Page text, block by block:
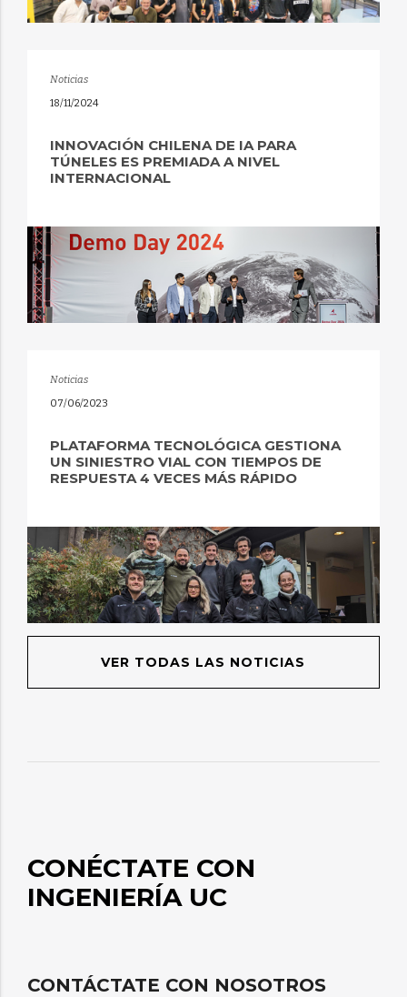
Noticias
18/11/2024
INNOVACIÓN CHILENA DE IA PARA
TÚNELES ES PREMIADA A NIVEL
INTERNACIONAL
Noticias
07/06/2023
PLATAFORMA TECNOLÓGICA GESTIONA
UN SINIESTRO VIAL CON TIEMPOS DE
RESPUESTA 4 VECES MÁS RÁPIDO
VER TODAS LAS NOTICIAS
CONÉCTATE CON
INGENIERÍA UC
CONTÁCTATE CON NOSOTROS